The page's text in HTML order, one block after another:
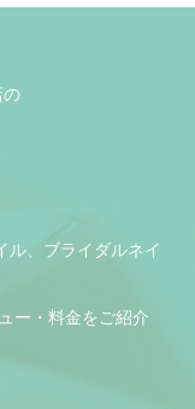
の
ル、ブライダルネイ
ー・料金をご紹介